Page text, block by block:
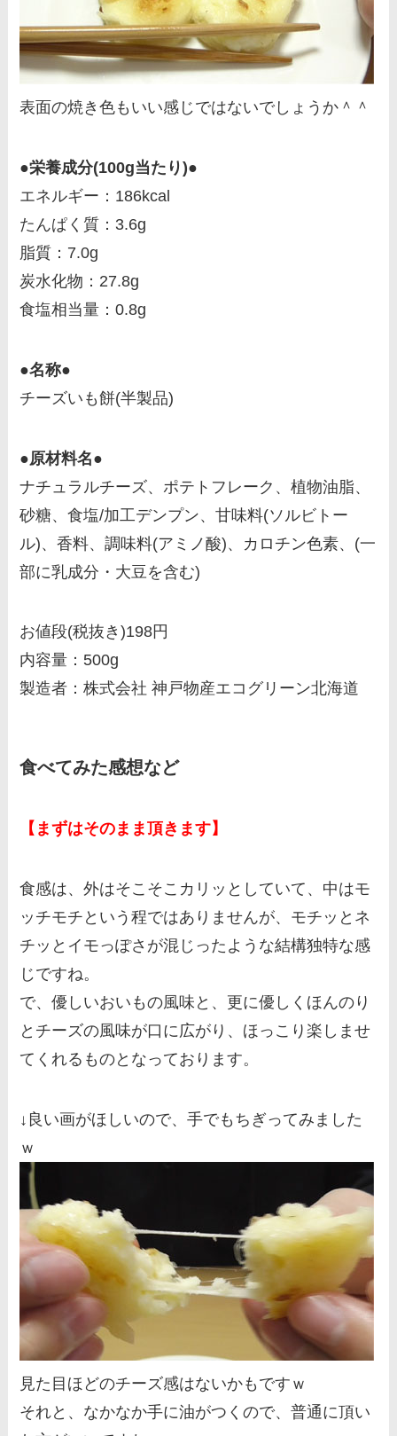
表面の焼き色もいい感じではないでしょうか＾＾
●栄養成分(100g当たり)●
エネルギー：186kcal
たんぱく質：3.6g
脂質：7.0g
炭水化物：27.8g
食塩相当量：0.8g
●名称●
チーズいも餅(半製品)
●原材料名●
ナチュラルチーズ、ポテトフレーク、植物油脂、
砂糖、食塩/加工デンプン、甘味料(ソルビトー
ル)、香料、調味料(アミノ酸)、カロチン色素、(一
部に乳成分・大豆を含む)
お値段(税抜き)198円
内容量：500g
製造者：株式会社 神戸物産エコグリーン北海道
食べてみた感想など
【まずはそのまま頂きます】
食感は、外はそこそこカリッとしていて、中はモ
ッチモチという程ではありませんが、モチッとネ
チッとイモっぽさが混じったような結構独特な感
じですね。
で、優しいおいもの風味と、更に優しくほんのり
とチーズの風味が口に広がり、ほっこり楽しませ
てくれるものとなっております。
↓良い画がほしいので、手でもちぎってみました
ｗ
見た目ほどのチーズ感はないかもですｗ
それと、なかなか手に油がつくので、普通に頂い